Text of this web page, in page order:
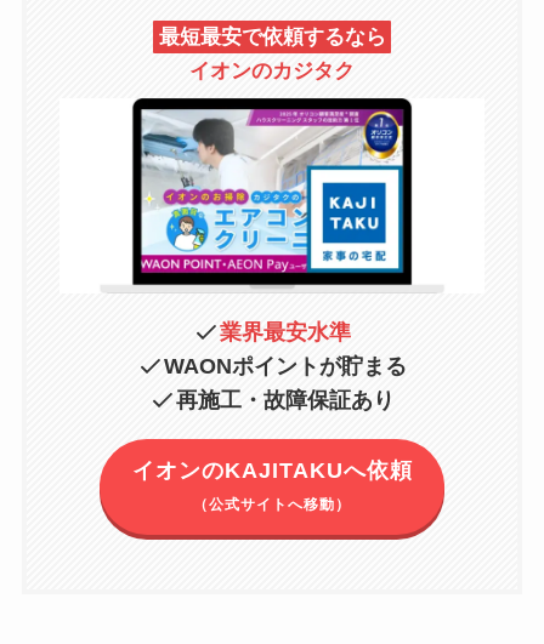
最短最安で依頼するなら
イオンのカジタク
業界最安水準
WAONポイントが貯まる
再施工・故障保証あり
イオンのKAJITAKUへ依頼
（公式サイトへ移動）